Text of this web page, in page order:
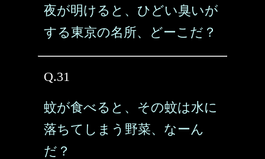
夜が明けると、ひどい臭いが
する東京の名所、どーこだ？
Q.31
蚊が食べると、その蚊は水に
落ちてしまう野菜、なーん
だ？